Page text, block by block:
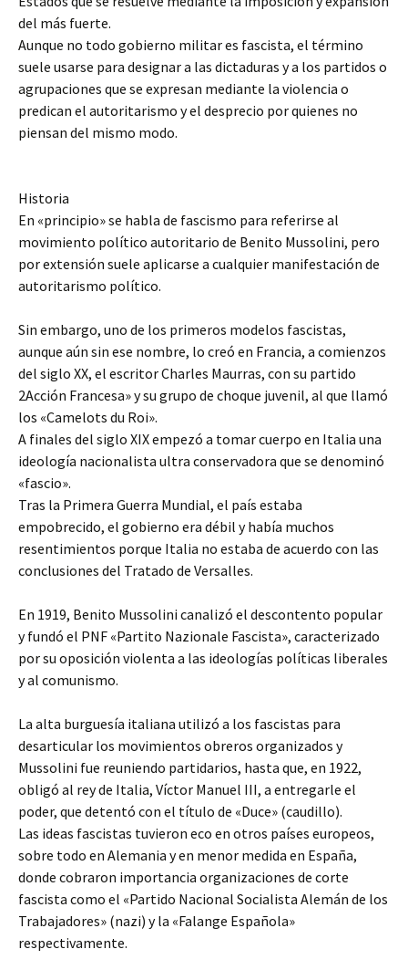
del más fuerte.
Aunque no todo gobierno militar es fascista, el término
suele usarse para designar a las dictaduras y a los partidos o
agrupaciones que se expresan mediante la violencia o
predican el autoritarismo y el desprecio por quienes no
piensan del mismo modo.
Historia
En «principio» se habla de fascismo para referirse al
movimiento político autoritario de Benito Mussolini, pero
por extensión suele aplicarse a cualquier manifestación de
autoritarismo político.
Sin embargo, uno de los primeros modelos fascistas,
aunque aún sin ese nombre, lo creó en Francia, a comienzos
del siglo XX, el escritor Charles Maurras, con su partido
2Acción Francesa» y su grupo de choque juvenil, al que llamó
los «Camelots du Roi».
A finales del siglo XIX empezó a tomar cuerpo en Italia una
ideología nacionalista ultra conservadora que se denominó
«fascio».
Tras la Primera Guerra Mundial, el país estaba
empobrecido, el gobierno era débil y había muchos
resentimientos porque Italia no estaba de acuerdo con las
conclusiones del Tratado de Versalles.
En 1919, Benito Mussolini canalizó el descontento popular
y fundó el PNF «Partito Nazionale Fascista», caracterizado
por su oposición violenta a las ideologías políticas liberales
y al comunismo.
La alta burguesía italiana utilizó a los fascistas para
desarticular los movimientos obreros organizados y
Mussolini fue reuniendo partidarios, hasta que, en 1922,
obligó al rey de Italia, Víctor Manuel III, a entregarle el
poder, que detentó con el título de «Duce» (caudillo).
Las ideas fascistas tuvieron eco en otros países europeos,
sobre todo en Alemania y en menor medida en España,
donde cobraron importancia organizaciones de corte
fascista como el «Partido Nacional Socialista Alemán de los
Trabajadores» (nazi) y la «Falange Española»
respectivamente.